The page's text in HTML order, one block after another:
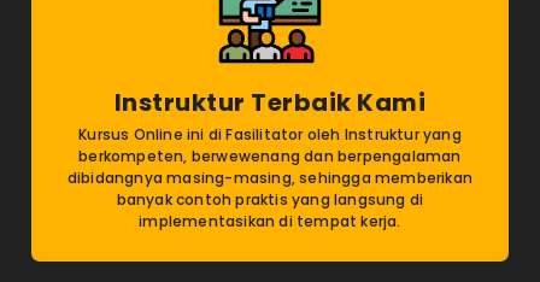
Instruktur Terbaik Kami
Kursus Online ini di Fasilitator oleh Instruktur yang
berkompeten, berwewenang dan berpengalaman
dibidangnya masing-masing, sehingga memberikan
banyak contoh praktis yang langsung di
implementasikan di tempat kerja.